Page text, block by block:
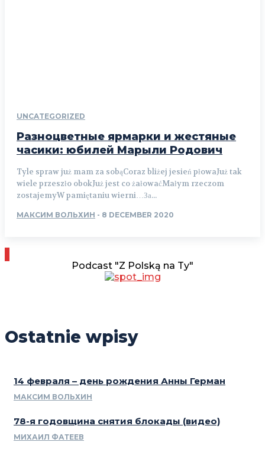
UNCATEGORIZED
Разноцветные ярмарки и жестяные
часики: юбилей Марыли Родович
Tyle spraw już mam za sobąCoraz bliżej jesień płowaJuż tak
wiele przeszło obokJuż jest co żałowaćMałym rzeczom
zostajemyW pamiętaniu wierni…За...
МАКСИМ ВОЛЬХИН - 8 DECEMBER 2020
Podcast "Z Polską na Ty"
Ostatnie wpisy
14 февраля – день рождения Анны Герман
МАКСИМ ВОЛЬХИН
78-я годовщина снятия блокады (видео)
МИХАИЛ ФАТЕЕВ